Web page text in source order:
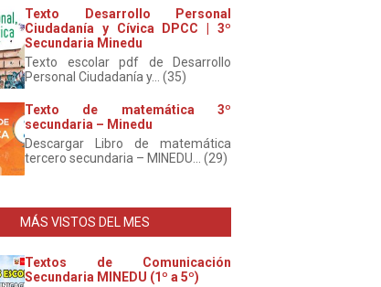
Texto Desarrollo Personal
Ciudadanía y Cívica DPCC | 3º
Secundaria Minedu
Texto escolar pdf de Desarrollo
Personal Ciudadanía y... (35)
Texto de matemática 3º
secundaria – Minedu
Descargar Libro de matemática
tercero secundaria – MINEDU... (29)
MÁS VISTOS DEL MES
Textos de Comunicación
Secundaria MINEDU (1º a 5º)